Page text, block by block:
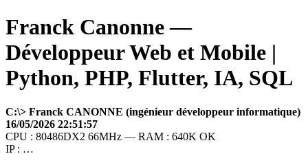
Franck Canonne —
Développeur Web et Mobile |
Python, PHP, Flutter, IA, SQL
C:\> Franck CANONNE (ingénieur développeur informatique)
16/05/2026 22:51:57
CPU : 80486DX2 66MHz — RAM : 640K OK
IP : …